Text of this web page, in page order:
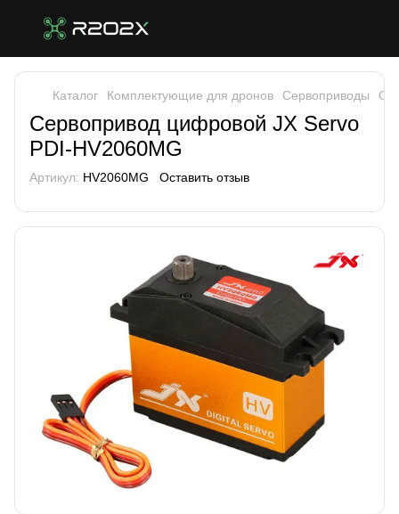
Каталог Комплектующие для дронов Сервоприводы
Сервопривод цифровой JX Servo
PDI-HV2060MG
Артикул: HV2060MG Оставить отзыв